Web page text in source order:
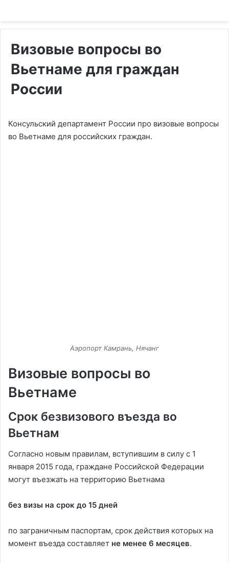
Визовые вопросы во
Вьетнаме для граждан
России
Консульский департамент России про визовые вопросы
во Вьетнаме для российских граждан.
Аэропорт Камрань, Нячанг
Визовые вопросы во
Вьетнаме
Срок безвизового въезда во
Вьетнам
Согласно новым правилам, вступившим в силу с 1
января 2015 года, граждане Российской Федерации
могут въезжать на территорию Вьетнама
без визы на срок до 15 дней
по заграничным паспортам, срок действия которых на
момент въезда составляет не менее 6 месяцев.